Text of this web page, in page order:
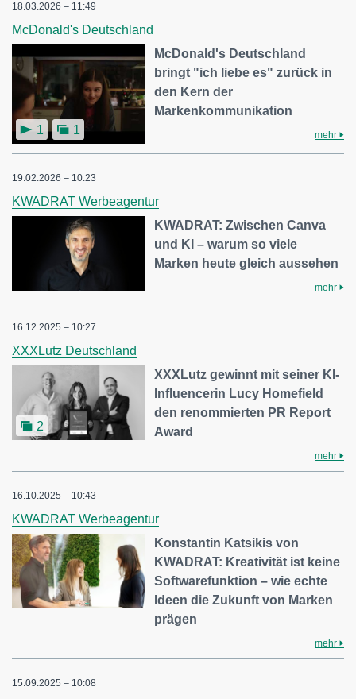
18.03.2026 – 11:49
McDonald's Deutschland
1 1
McDonald's Deutschland
bringt "ich liebe es" zurück in
den Kern der
Markenkommunikation
mehr
19.02.2026 – 10:23
KWADRAT Werbeagentur
KWADRAT: Zwischen Canva
und KI – warum so viele
Marken heute gleich aussehen
mehr
16.12.2025 – 10:27
XXXLutz Deutschland
2
XXXLutz gewinnt mit seiner KI-
Influencerin Lucy Homefield
den renommierten PR Report
Award
mehr
16.10.2025 – 10:43
KWADRAT Werbeagentur
Konstantin Katsikis von
KWADRAT: Kreativität ist keine
Softwarefunktion – wie echte
Ideen die Zukunft von Marken
prägen
mehr
15.09.2025 – 10:08